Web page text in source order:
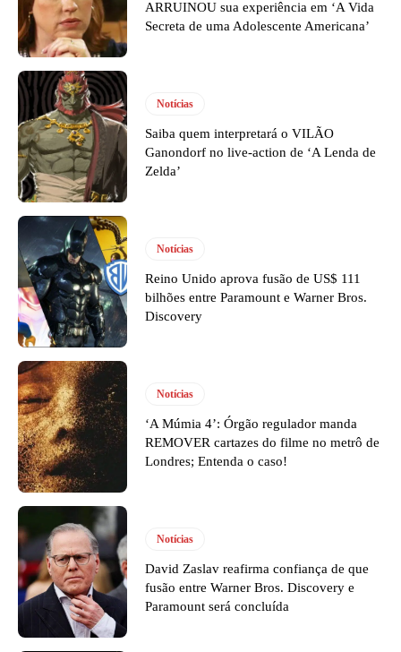
ARRUINOU sua experiência em ‘A Vida
Secreta de uma Adolescente Americana’
Notícias
Saiba quem interpretará o VILÃO
Ganondorf no live-action de ‘A Lenda de
Zelda’
Notícias
Reino Unido aprova fusão de US$ 111
bilhões entre Paramount e Warner Bros.
Discovery
Notícias
‘A Múmia 4’: Órgão regulador manda
REMOVER cartazes do filme no metrô de
Londres; Entenda o caso!
Notícias
David Zaslav reafirma confiança de que
fusão entre Warner Bros. Discovery e
Paramount será concluída